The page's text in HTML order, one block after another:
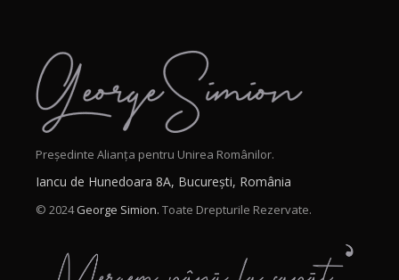
Președinte Alianța pentru Unirea Românilor.
Iancu de Hunedoara 8A, București, România
© 2024George Simion. Toate Drepturile Rezervate.